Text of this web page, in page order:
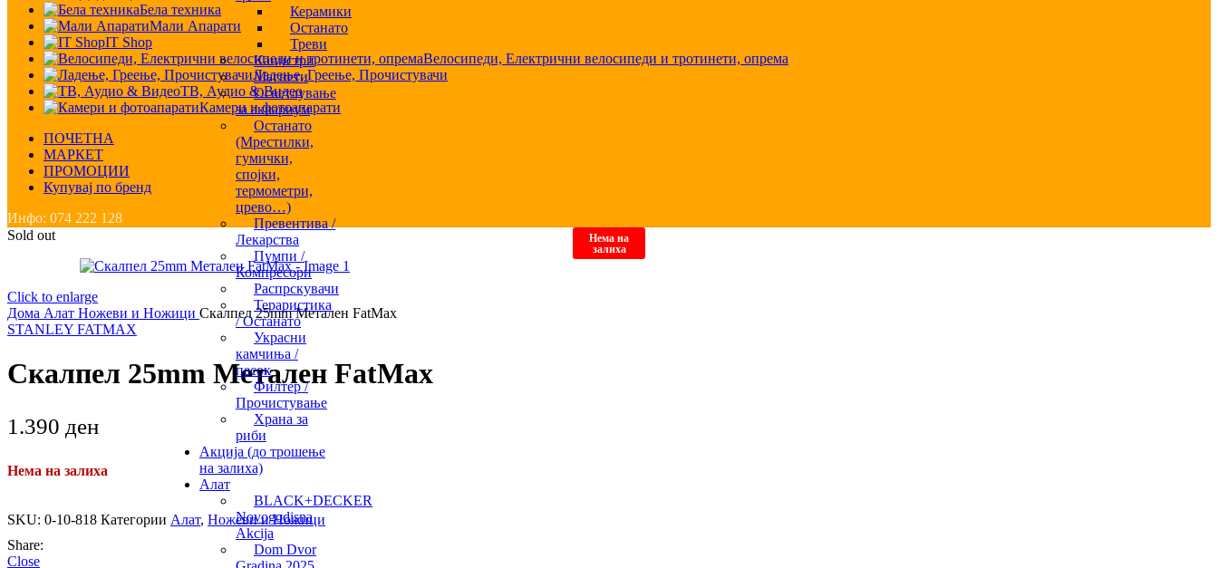
Керамики
Останато
Треви
Канистри
Магнети
Осветлување
за аквариум
Останато
(Мрестилки,
гумички,
спојки,
термометри,
црево…)
Превентива /
Лекарства
Пумпи /
Компресори
Распрскувачи
Тераристика
/ Останато
Украсни
камчиња /
песок
Филтер /
Прочистување
Храна за
риби
Акција (до трошење
на залиха)
Алат
BLACK+DECKER
Novogodisna
Akcija
Dom Dvor
Бела техника
Мали Апарати
IT Shop
Велосипеди, Електрични велосипеди и тротинети, опрема
Ладење, Греење, Прочистувачи
ТВ, Аудио & Видео
Камери и фотоапарати
ПОЧЕТНА
МАРКЕТ
ПРОМОЦИИ
Купувај по бренд
Инфо: 074 222 128
Sold out
Нема на
залиха
Click to enlarge
Дома Алат Ножеви и Ножици Скалпел 25mm Метален FatMax
STANLEY FATMAX
Скалпел 25mm Метален FatMax
1.390 ден
Нема на залиха
SKU: 0-10-818 Категории Алат, Ножеви и Ножици
Share:
Close